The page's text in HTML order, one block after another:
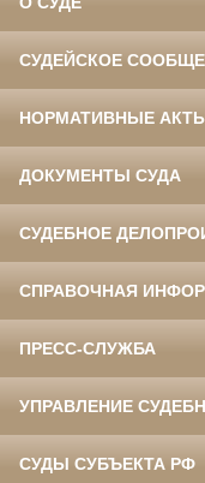
СУДЕЙСКОЕ
НОРМАТИВНЫЕ
ДОКУМЕНТЫ СУДА
СУДЕБНОЕ
СПРАВОЧНАЯ
ПРЕСС-СЛУЖБА
УПРАВЛЕНИЕ
СУДЫ СУБЪЕКТА РФ